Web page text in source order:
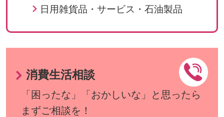
日用雑貨品・サービス・石油製品
消費生活相談
「困ったな」「おかしいな」と思ったら
まずご相談を！